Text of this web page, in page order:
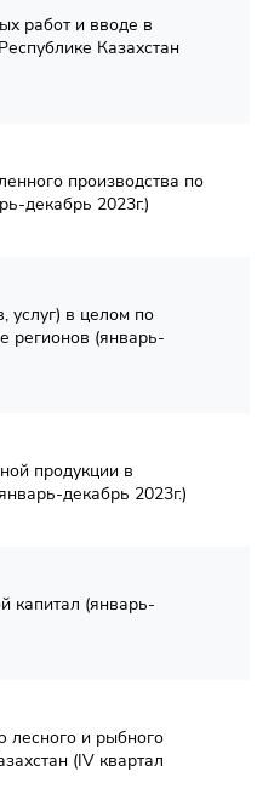
работ и вводе в
Казахстан
производства по
декабрь 2023г.)
услуг) в целом по
регионов (январь-
продукции в
декабрь 2023г.)
капитал (январь-
лесного и рыбного
(IV квартал